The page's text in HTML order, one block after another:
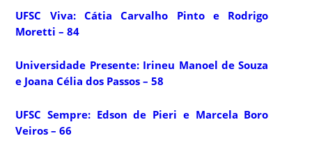
UFSC Viva: Cátia Carvalho Pinto e Rodrigo
Moretti – 84
Universidade Presente: Irineu Manoel de Souza
e Joana Célia dos Passos – 58
UFSC Sempre: Edson de Pieri e Marcela Boro
Veiros – 66